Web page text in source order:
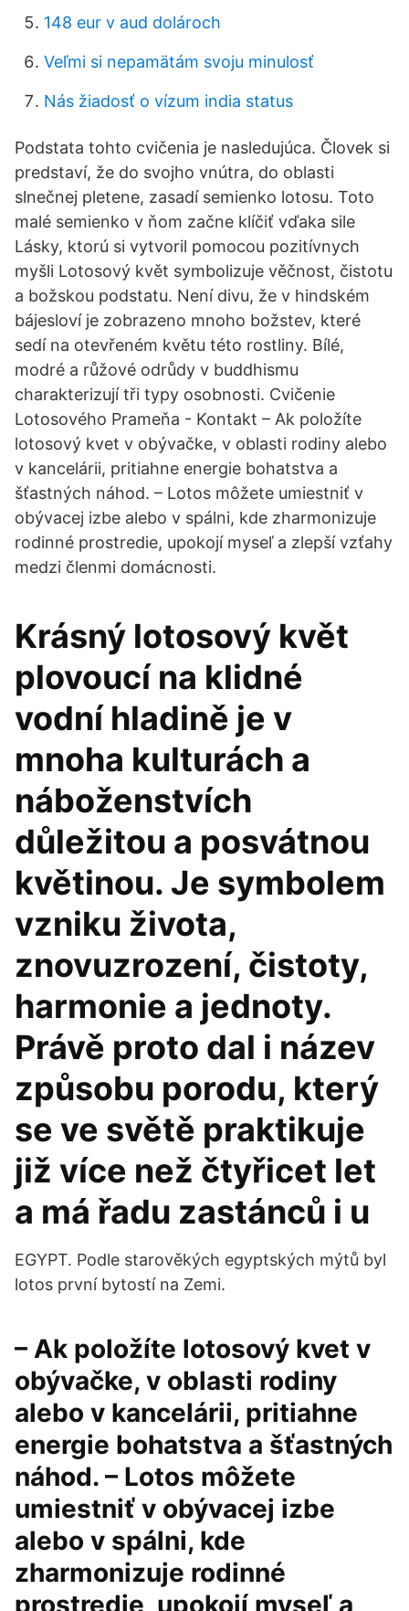
148 eur v aud dolároch
Veľmi si nepamätám svoju minulosť
Nás žiadosť o vízum india status
Podstata tohto cvičenia je nasledujúca. Človek si
predstaví, že do svojho vnútra, do oblasti
slnečnej pletene, zasadí semienko lotosu. Toto
malé semienko v ňom začne klíčiť vďaka sile
Lásky, ktorú si vytvoril pomocou pozitívnych
myšli Lotosový květ symbolizuje věčnost, čistotu
a božskou podstatu. Není divu, že v hindském
bájesloví je zobrazeno mnoho božstev, které
sedí na otevřeném květu této rostliny. Bílé,
modré a růžové odrůdy v buddhismu
charakterizují tři typy osobnosti. Cvičenie
Lotosového Prameňa - Kontakt – Ak položíte
lotosový kvet v obývačke, v oblasti rodiny alebo
v kancelárii, pritiahne energie bohatstva a
šťastných náhod. – Lotos môžete umiestniť v
obývacej izbe alebo v spálni, kde zharmonizuje
rodinné prostredie, upokojí myseľ a zlepší vzťahy
medzi členmi domácnosti.
Krásný lotosový květ
plovoucí na klidné
vodní hladině je v
mnoha kulturách a
náboženstvích
důležitou a posvátnou
květinou. Je symbolem
vzniku života,
znovuzrození, čistoty,
harmonie a jednoty.
Právě proto dal i název
způsobu porodu, který
se ve světě praktikuje
již více než čtyřicet let
a má řadu zastánců i u
EGYPT. Podle starověkých egyptských mýtů byl
lotos první bytostí na Zemi.
– Ak položíte lotosový kvet v
obývačke, v oblasti rodiny
alebo v kancelárii, pritiahne
energie bohatstva a šťastných
náhod. – Lotos môžete
umiestniť v obývacej izbe
alebo v spálni, kde
zharmonizuje rodinné
prostredie, upokojí myseľ a